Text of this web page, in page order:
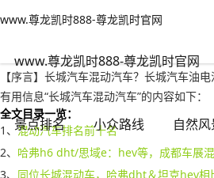
www.尊龙凯时888-尊龙凯时官网
www.尊龙凯时888-尊龙凯时官网
景点排名 小众路线 自然风
www.尊龙凯时888-尊龙凯时官网
长城汽车混动汽车？长城汽车油电混动-
【序言】长城汽车混动汽车？长城汽车油
有用信息“长城汽车混动汽车”的内容如下：
全文目录一览：
1、混动汽车排名前十名
2、 哈弗h6 dht/思域e：hev等，成都车展
3、 同位长城混动车，哈弗dht＆坦克hev相